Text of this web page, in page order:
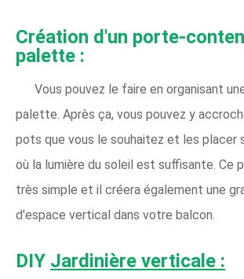
Création d'un porte-
palette :
Vous pouvez le faire en organisant
palette. Après ça, vous pouvez y
pots que vous le souhaitez et les placer
où la lumière du soleil est suffisante. Ce
très simple et il créera également une
d'espace vertical dans votre balcon.
DIY Jardinière verticale :